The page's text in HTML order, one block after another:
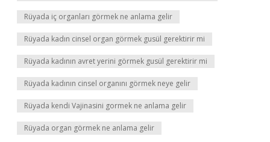
Rüyada iç organları görmek ne anlama gelir
Rüyada kadın cinsel organ görmek gusül gerektirir mi
Rüyada kadının avret yerini görmek gusül gerektirir mi
Rüyada kadının cinsel organını görmek neye gelir
Rüyada kendi Vajinasini gormek ne anlama gelir
Rüyada organ görmek ne anlama gelir